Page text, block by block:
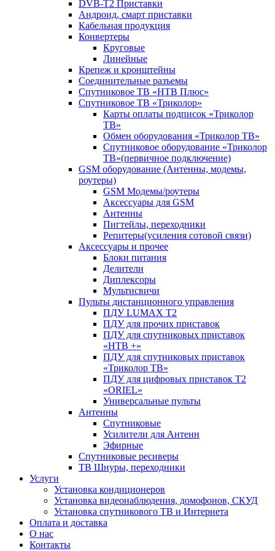
DVB-Т2 Приставки
Андроид, смарт приставки
Кабельная продукция
Конвертеры
Круговые
Линейные
Крепеж и кронштейны
Соединительные разъемы
Спутниковое ТВ «НТВ Плюс»
Спутниковое ТВ «Триколор»
Карты оплаты подписок «Триколор
ТВ»
Обмен оборудования «Триколор ТВ»
Спутниковое оборудование «Триколор
ТВ»(первичное подключение)
GSM оборудование (Антенны, модемы,
роутеры)
GSM Модемы/роутеры
Аксессуары для GSM
Антенны
Пигтейлы, переходники
Репитеры(усиления сотовой связи)
Аксессуары и прочее
Блоки питания
Делители
Диплексоры
Мультисвичи
Пульты дистанционного управления
ПДУ LUMAX Т2
ПДУ для прочих приставок
ПДУ для спутниковых приставок
«НТВ +»
ПДУ для спутниковых приставок
«Триколор ТВ»
ПДУ для цифровых приставок Т2
«ORIEL»
Универсальные пульты
Антенны
Спутниковые
Усилители для Антенн
Эфирные
Спутниковые ресиверы
ТВ Шнуры, переходники
Услуги
Установка кондиционеров
Установка видеонаблюдения, домофонов, СКУД
Установка спутникового ТВ и Интернета
Оплата и доставка
О нас
Контакты